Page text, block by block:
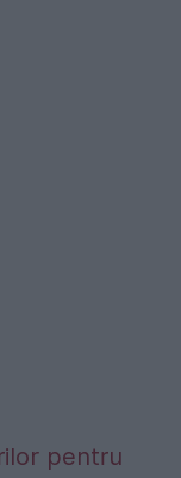
pentru